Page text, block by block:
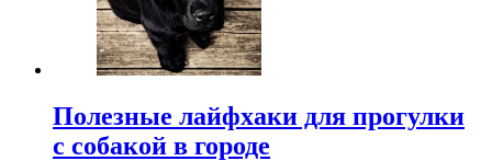
Полезные лайфхаки для прогулки
с собакой в городе